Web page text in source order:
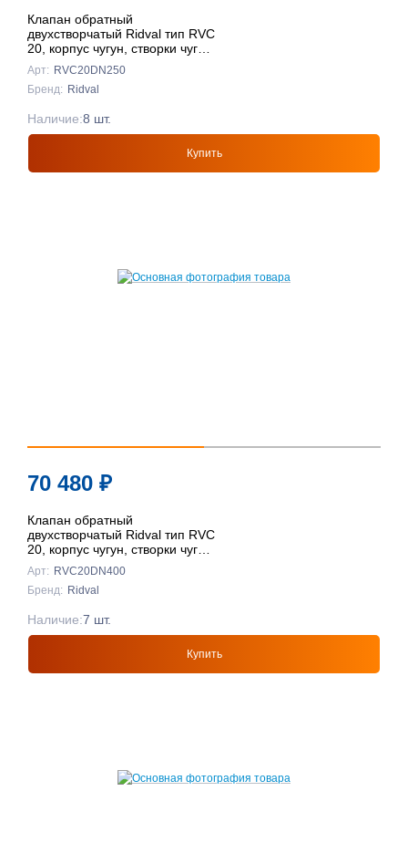
Клапан обратный
двухстворчатый Ridval тип RVC
20, корпус чугун, створки чуг
DN250 КРАСНЫЙ
Арт: RVC20DN250
Бренд: Ridval
Купить
Наличие:8 шт.
70 480 ₽
Клапан обратный
двухстворчатый Ridval тип RVC
20, корпус чугун, створки чуг
DN400 КРАСНЫЙ
Арт: RVC20DN400
Бренд: Ridval
Купить
Наличие:7 шт.